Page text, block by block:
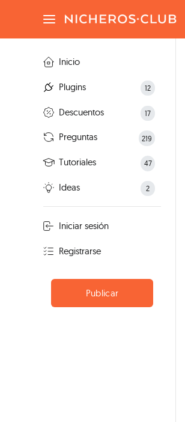
Inicio
Plugins 12
Descuentos 17
Preguntas 219
Tutoriales 47
Ideas 2
Iniciar sesión
Registrarse
Publicar